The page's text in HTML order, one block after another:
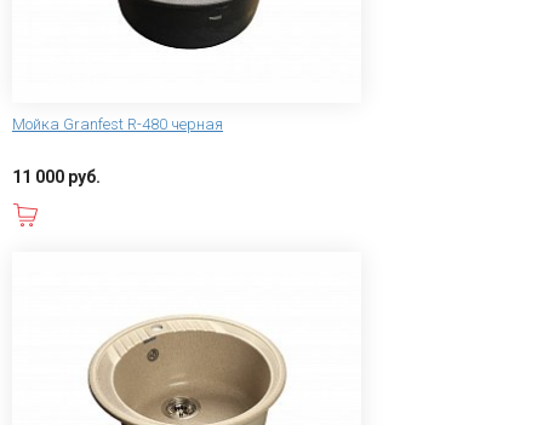
Мойка Granfest R-480 черная
11 000 руб.